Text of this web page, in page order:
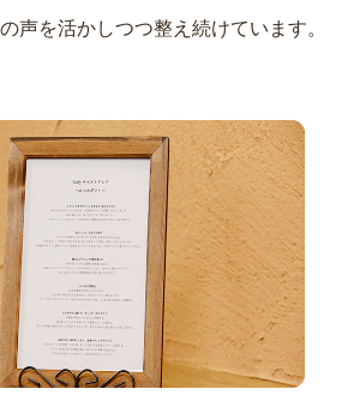
声を活かしつつ整え続けています。